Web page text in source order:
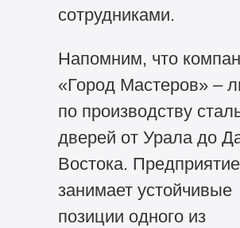
сотрудниками.
Напомним, что
«Город Мастеров» –
по производству
дверей от Урала до
Востока. Предприятие
занимает устойчивые
позиции одного из